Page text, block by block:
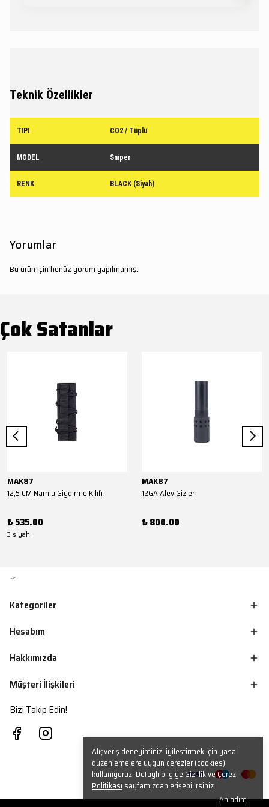
Alışveriş deneyiminizi iyileştirmek için yasal
düzenlemelere uygun çerezler (cookies)
kullanıyoruz. Detaylı bilgiye Gizlilik ve Çerez
Politikası sayfamızdan erişebilirsiniz.
Anladım
Teknik Özellikler
TIPI CO2 / Tüplü
MODEL Sniper
RENK BLACK (Siyah)
Yorumlar
Bu ürün için henüz yorum yapılmamış.
Çok Satanlar
MAK87
12,5 CM Namlu Giydirme Kılıfı
₺ 535.00
3 siyah
MAK87
12GA Alev Gizler
₺ 800.00
Kategoriler
Hesabım
Hakkımızda
Müşteri İlişkileri
Bizi Takip Edin!